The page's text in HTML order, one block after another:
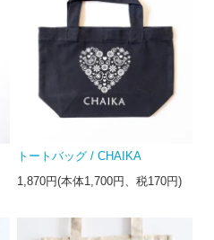
トートバッグ / CHAIKA
1,870円(本体1,700円、税170円)